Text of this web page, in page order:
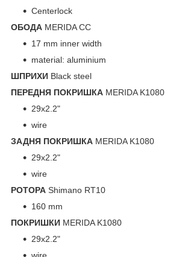
Centerlock
ОБОДА MERIDA CC
17 mm inner width
material: aluminium
ШПРИХИ Black steel
ПЕРЕДНЯ ПОКРИШКА MERIDA K1080
29x2.2"
wire
ЗАДНЯ ПОКРИШКА MERIDA K1080
29x2.2"
wire
РОТОРА Shimano RT10
160 mm
ПОКРИШКИ MERIDA K1080
29x2.2"
wire